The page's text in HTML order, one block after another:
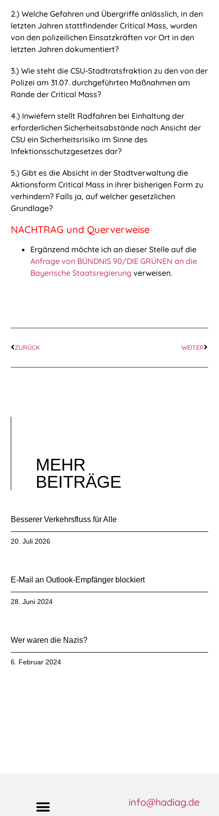
2.) Welche Gefahren und Übergriffe anlässlich, in den
letzten Jahren stattfindender Critical Mass, wurden
von den polizeilichen Einsatzkräften vor Ort in den
letzten Jahren dokumentiert?
3.) Wie steht die CSU-Stadtratsfraktion zu den von der
Polizei am 31.07. durchgeführten Maßnahmen am
Rande der Critical Mass?
4.) Inwiefern stellt Radfahren bei Einhaltung der
erforderlichen Sicherheitsabstände nach Ansicht der
CSU ein Sicherheitsrisiko im Sinne des
Infektionsschutzgesetzes dar?
5.) Gibt es die Absicht in der Stadtverwaltung die
Aktionsform Critical Mass in ihrer bisherigen Form zu
verhindern? Falls ja, auf welcher gesetzlichen
Grundlage?
NACHTRAG und Querverweise
Ergänzend möchte ich an dieser Stelle auf die
Anfrage von BÜNDNIS 90/DIE GRÜNEN an die
Bayerische Staatsregierung verweisen.
ZURÜCK WEITER
MEHR
BEITRÄGE
Besserer Verkehrsfluss für Alle
20. Juli 2026
E-Mail an Outlook-Empfänger blockiert
28. Juni 2024
Wer waren die Nazis?
6. Februar 2024
info@hadiag.de